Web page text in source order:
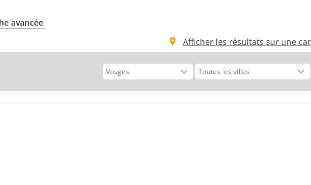
avancée
Afficher les résultats sur une